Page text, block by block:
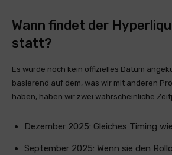
Wann findet der
statt?
Es wurde noch kein offizielles Datum
basierend auf dem, was wir mit anderen
haben, haben wir zwei wahrscheinliche
Dezember 2025: Gleiches Timing
September 2025: Wenn sie den